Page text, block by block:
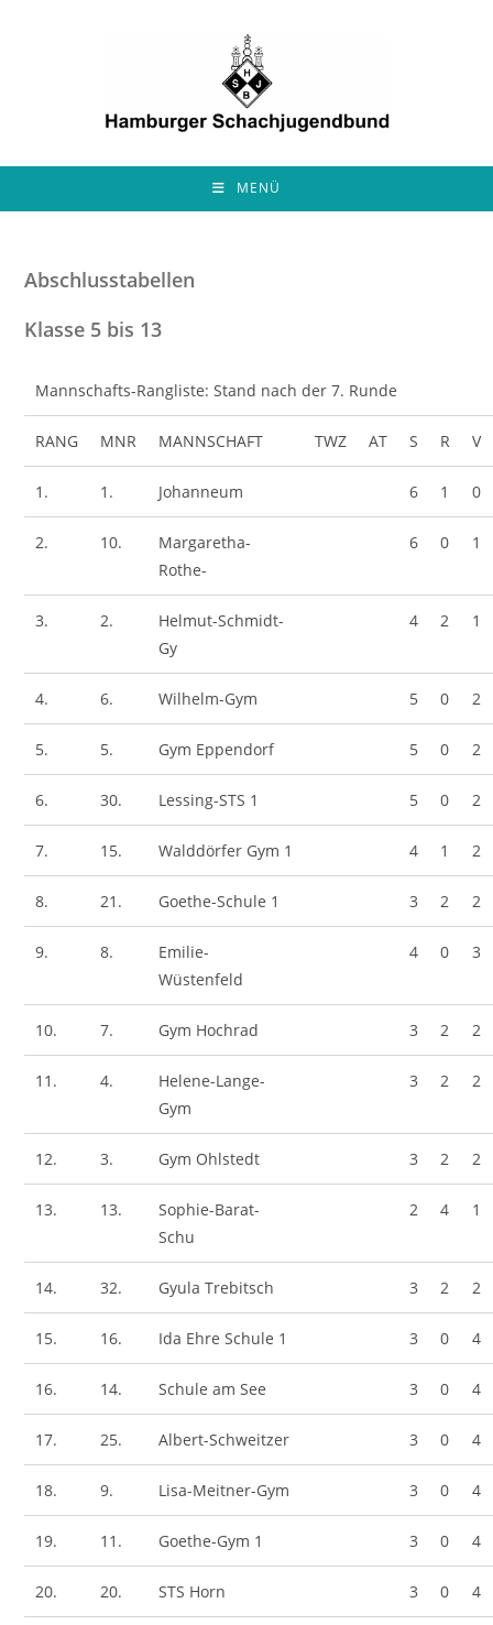
MENÜ
Abschlusstabellen
Klasse 5 bis 13
Mannschafts-Rangliste: Stand nach der 7. Runde
RANG MNR MANNSCHAFT TWZ AT S R V
1. 1. Johanneum 6 1 0
2. 10.
Margaretha-
Rothe-
6 0 1
3. 2.
Helmut-Schmidt-
Gy
4 2 1
4. 6. Wilhelm-Gym 5 0 2
5. 5. Gym Eppendorf 5 0 2
6. 30. Lessing-STS 1 5 0 2
7. 15. Walddörfer Gym 1 4 1 2
8. 21. Goethe-Schule 1 3 2 2
9. 8.
Emilie-
Wüstenfeld
4 0 3
10. 7. Gym Hochrad 3 2 2
11. 4.
Helene-Lange-
Gym
3 2 2
12. 3. Gym Ohlstedt 3 2 2
13. 13.
Sophie-Barat-
Schu
2 4 1
14. 32. Gyula Trebitsch 3 2 2
15. 16. Ida Ehre Schule 1 3 0 4
16. 14. Schule am See 3 0 4
17. 25. Albert-Schweitzer 3 0 4
18. 9. Lisa-Meitner-Gym 3 0 4
19. 11. Goethe-Gym 1 3 0 4
20. 20. STS Horn 3 0 4